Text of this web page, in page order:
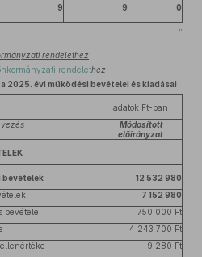
9 9 0
”
rendelethez
rendelethez
2025. évi működési bevételei és kiadásai
adatok Ft-ban
Módosított
előirányzat
bevételek
12 532 980
7 152 980
bevétele
750 000 Ft
4 243 700 Ft
9 280 Ft